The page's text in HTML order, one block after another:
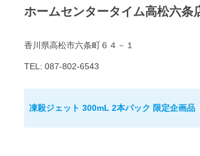
ホームセンタータイム高松六条
香川県高松市六条町６４－１
TEL: 087-802-6543
凍殺ジェット 300mL 2本パック 限定企画品